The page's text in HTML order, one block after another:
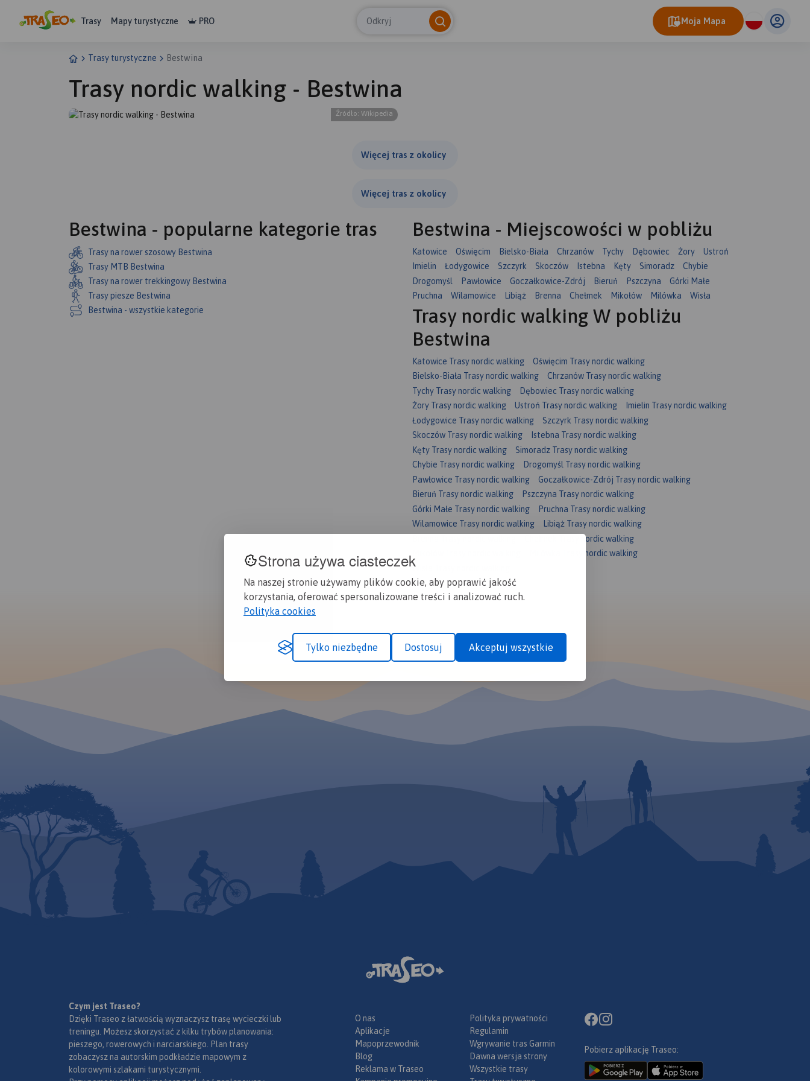
Strona używa ciasteczek
Na naszej stronie używamy plików cookie, aby poprawić jakość
korzystania, oferować spersonalizowane treści i analizować ruch.
Polityka cookies
Tylko niezbędne Dostosuj Akceptuj wszystkie
Trasy Mapy turystyczne PRO Odkryj Moja Mapa
Trasy turystyczne Bestwina
Trasy nordic walking - Bestwina
Źródło: Wikipedia
Więcej tras z okolicy
Więcej tras z okolicy
Bestwina - popularne kategorie tras
Trasy na rower szosowy Bestwina
Trasy MTB Bestwina
Trasy na rower trekkingowy Bestwina
Trasy piesze Bestwina
Bestwina - wszystkie kategorie
Bestwina - Miejscowości w pobliżu
Katowice Oświęcim Bielsko-Biała Chrzanów Tychy Dębowiec Żory
Ustroń
Imielin
Łodygowice Szczyrk Skoczów Istebna Kęty Simoradz
Chybie
Drogomyśl
Pawłowice Goczałkowice-Zdrój Bieruń Pszczyna
Górki Małe
Pruchna
Wilamowice Libiąż Brenna Chełmek Mikołów Milówka Wisła
Trasy nordic walking W pobliżu
Bestwina
Katowice Trasy nordic walking
Oświęcim Trasy nordic walking
Bielsko-Biała Trasy nordic walking
Chrzanów Trasy nordic walking
Tychy Trasy nordic walking
Dębowiec Trasy nordic walking
Żory Trasy nordic walking
Ustroń Trasy nordic walking
Imielin Trasy nordic walking
Łodygowice Trasy nordic walking
Szczyrk Trasy nordic walking
Skoczów Trasy nordic walking
Istebna Trasy nordic walking
Kęty Trasy nordic walking
Simoradz Trasy nordic walking
Chybie Trasy nordic walking
Drogomyśl Trasy nordic walking
Pawłowice Trasy nordic walking
Goczałkowice-Zdrój Trasy nordic walking
Bieruń Trasy nordic walking
Pszczyna Trasy nordic walking
Górki Małe Trasy nordic walking
Pruchna Trasy nordic walking
Wilamowice Trasy nordic walking
Libiąż Trasy nordic walking
Chełmek Trasy nordic walking
Milówka Trasy nordic walking
Wisła Trasy nordic walking
Czym jest Traseo?
Dzięki Traseo z łatwością wyznaczysz trasę wycieczki lub
treningu. Możesz skorzystać z kilku trybów planowania:
pieszego, rowerowych i narciarskiego. Plan trasy
zobaczysz na autorskim podkładzie mapowym z
kolorowymi szlakami turystycznymi.
O nas
Aplikacje
Mapoprzewodnik
Blog
Reklama w Traseo
Polityka prywatności
Regulamin
Wgrywanie tras Garmin
Dawna wersja strony
Wszystkie trasy
Pobierz aplikację Traseo: